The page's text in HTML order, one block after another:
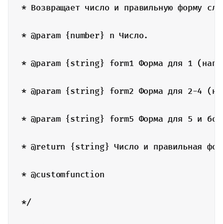
* Возвращает число и правильную форму
* @param {number} n Число.
* @param {string} form1 Форма для 1
* @param {string} form2 Форма для 2-4
* @param {string} form5 Форма для 5 и
* @return {string} Число и правильная
* @customfunction
*/